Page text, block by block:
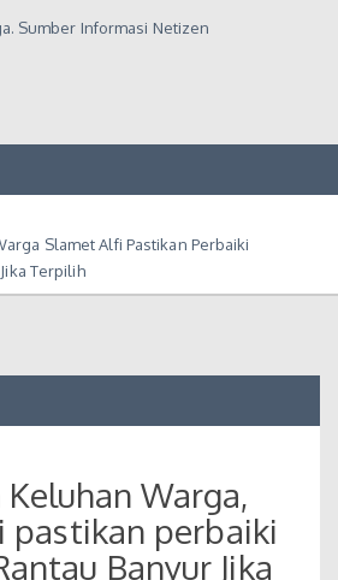
Slamet Alfi Pastikan Perbaiki
Terpilih
Warga,
pastikan perbaiki
Banyur Jika